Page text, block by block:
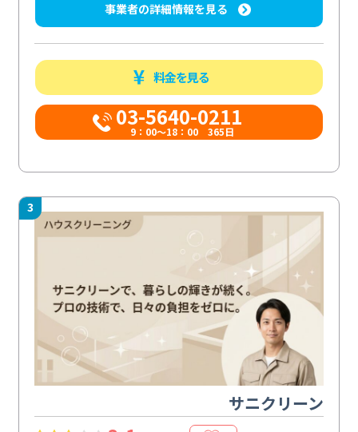
事業者の詳細情報を見る
料金を見る
03-5640-0211
9：00～18：00 365日
3
サニクリーン